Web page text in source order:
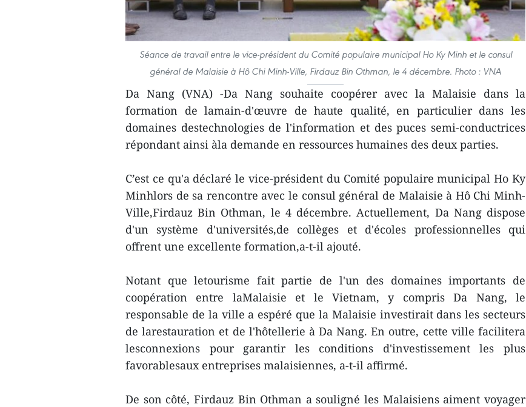
Séance de travail entre le vice-président du Comité populaire municipal Ho Ky Minh et le consul
général de Malaisie à Hô Chi Minh-Ville, Firdauz Bin Othman, le 4 décembre. Photo : VNA
Da Nang (VNA) -Da Nang souhaite coopérer avec la Malaisie dans la
formation de lamain-d'œuvre de haute qualité, en particulier dans les
domaines destechnologies de l'information et des puces semi-conductrices
répondant ainsi àla demande en ressources humaines des deux parties.
C’est ce qu'a déclaré le vice-président du Comité populaire municipal Ho Ky
Minhlors de sa rencontre avec le consul général de Malaisie à Hô Chi Minh-
Ville,Firdauz Bin Othman, le 4 décembre. Actuellement, Da Nang dispose
d'un système d'universités,de collèges et d'écoles professionnelles qui
offrent une excellente formation,a-t-il ajouté.
Notant que letourisme fait partie de l'un des domaines importants de
coopération entre laMalaisie et le Vietnam, y compris Da Nang, le
responsable de la ville a espéré que la Malaisie investirait dans les secteurs
de larestauration et de l'hôtellerie à Da Nang. En outre, cette ville facilitera
lesconnexions pour garantir les conditions d'investissement les plus
favorablesaux entreprises malaisiennes, a-t-il affirmé.
De son côté, Firdauz Bin Othman a souligné les Malaisiens aiment voyager